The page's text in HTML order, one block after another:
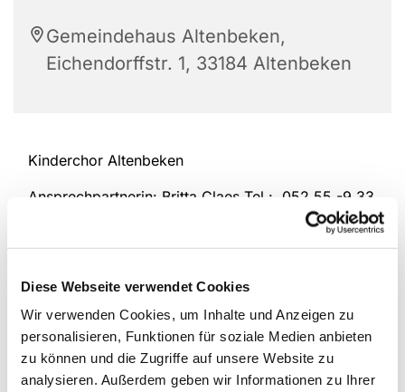
Diese Webseite verwendet Cookies
Wir verwenden Cookies, um Inhalte und Anzeigen zu
personalisieren, Funktionen für soziale Medien anbieten
zu können und die Zugriffe auf unsere Website zu
analysieren. Außerdem geben wir Informationen zu Ihrer
Gemeindehaus Altenbeken,
Eichendorffstr. 1, 33184 Altenbeken
Kinderchor Altenbeken
Ansprechpartnerin: Britta Claes Tel.: 052 55 -9 33